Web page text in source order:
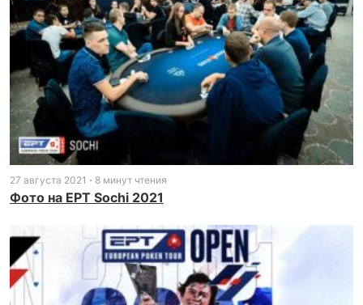
27 августа 2021 8 минут чтения
Фото на EPT Sochi 2021